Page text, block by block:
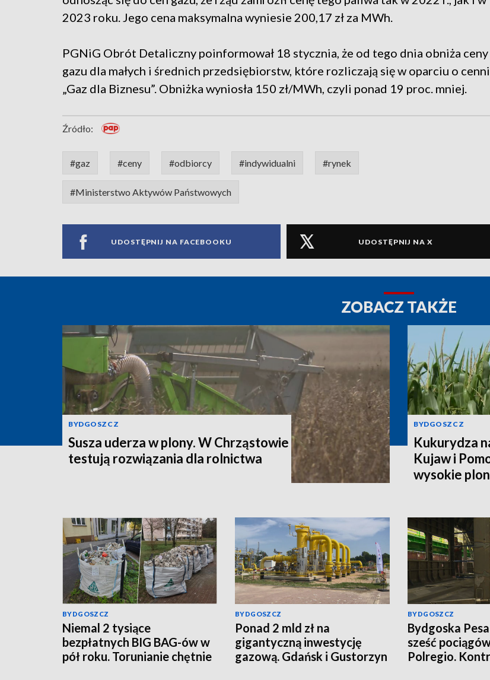
2023 roku. Jego cena maksymalna wyniesie 200,17 zł za MWh.
PGNiG Obrót Detaliczny poinformował 18 stycznia, że od tego dnia obniża ceny
gazu dla małych i średnich przedsiębiorstw, które rozliczają się w oparciu o
„Gaz dla Biznesu”. Obniżka wyniosła 150 zł/MWh, czyli ponad 19 proc. mniej.
Źródło:
#gaz #ceny #odbiorcy #indywidualni #rynek
#Ministerstwo Aktywów Państwowych
UDOSTĘPNIJ NA FACEBOOKU UDOSTĘPNIJ NA X
ZOBACZ TAKŻE
BYDGOSZCZ
Susza uderza w plony. W Chrząstowie
testują rozwiązania dla rolnictwa
BYDGOSZCZ
Kukurydza
Kujaw i
wysokie
BYDGOSZCZ
Niemal 2 tysiące
bezpłatnych BIG BAG-ów w
pół roku. Torunianie chętnie
BYDGOSZCZ
Ponad 2 mld zł na
gigantyczną inwestycję
gazową. Gdańsk i Gustorzyn
BYDGOSZCZ
Bydgoska
sześć
Polregio.